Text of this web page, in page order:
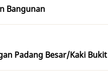
Bangunan
Padang Besar/Kaki Bukit